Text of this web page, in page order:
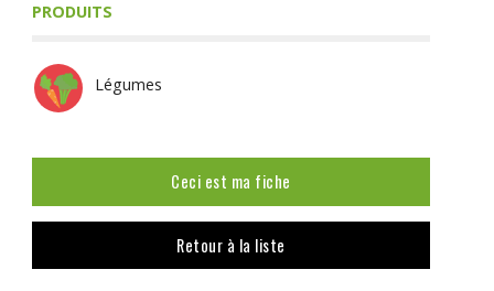
PRODUITS
Légumes
Ceci est ma fiche
Retour à la liste